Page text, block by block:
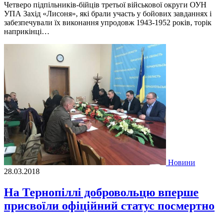
Четверо підпільників-бійців третьої військової округи ОУН
УПА Захід «Лисоня», які брали участь у бойових завданнях і
забезпечували їх виконання упродовж 1943-1952 років, торік
наприкінці…
Новини
28.03.2018
На Тернопіллі добровольцю вперше
присвоїли офіційний статус посмертно